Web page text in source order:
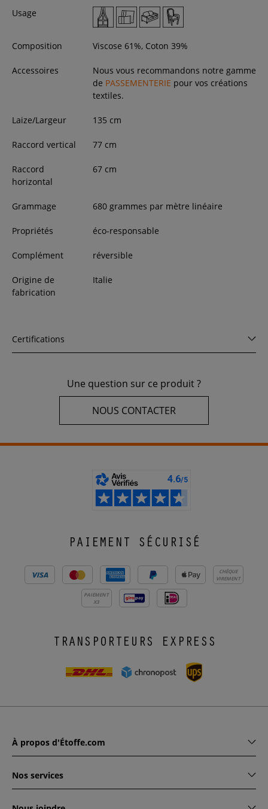
Usage
Composition Viscose 61%, Coton 39%
Accessoires
Nous vous recommandons notre gamme
de PASSEMENTERIE pour vos créations
textiles.
Laize/Largeur 135 cm
Raccord vertical 77 cm
Raccord
horizontal
67 cm
Grammage 680 grammes par mètre linéaire
Propriétés éco-responsable
Complément réversible
Origine de
fabrication
Italie
Certifications
Une question sur ce produit ?
NOUS CONTACTER
PAIEMENT SÉCURISÉ
CHÈQUE
VIREMENT
PAIEMENT
X3
TRANSPORTEURS EXPRESS
À propos d'Étoffe.com
Nos services